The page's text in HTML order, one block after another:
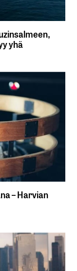
yhä
– Harvian